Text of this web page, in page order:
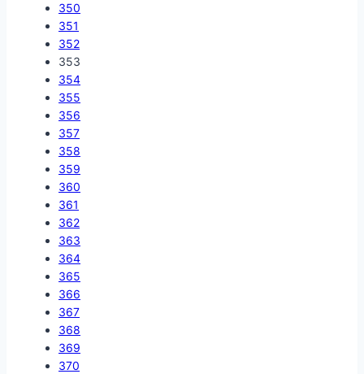
350
351
352
353
354
355
356
357
358
359
360
361
362
363
364
365
366
367
368
369
370